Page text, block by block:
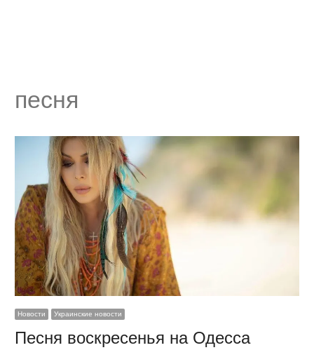
песня
Новости Украинские новости
Песня воскресенья на Одесса